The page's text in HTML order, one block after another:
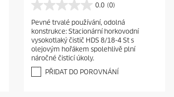
0.0 (0)
0
.
0
z
5
h
v
Pevné trvalé používání, odolná
konstrukce: Stacionární horkovodní
vysokotlaký čistič HDS 8/18-4 St s
olejovým hořákem spolehlivě plní
náročné čisticí úkoly.
PŘIDAT DO POROVNÁNÍ